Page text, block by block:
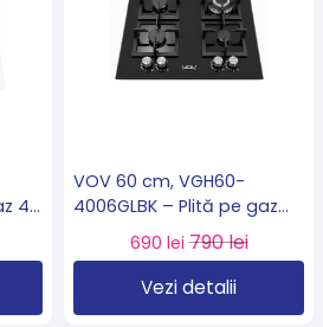
4
VOV 60 cm, VGH60-
4006GLBK – Plită pe gaz
sticlă neagră, 4 arzătoare,
WOK 3.3 kW, import
Slovacia 🇸🇰
690 lei790 lei
Vezi detalii